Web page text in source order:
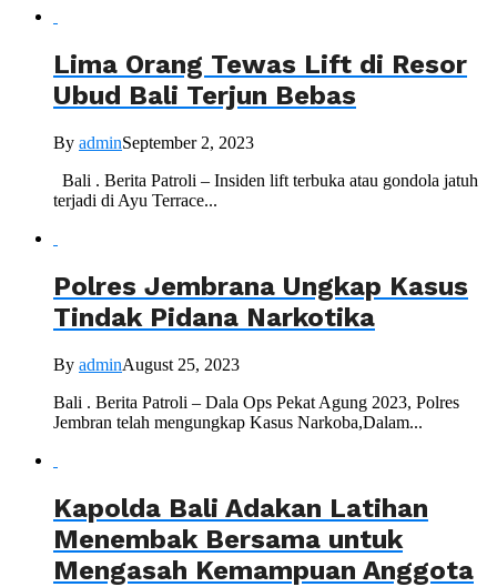
Lima Orang Tewas Lift di Resor
Ubud Bali Terjun Bebas
By adminSeptember 2, 2023
Bali . Berita Patroli – Insiden lift terbuka atau gondola jatuh
terjadi di Ayu Terrace...
Polres Jembrana Ungkap Kasus
Tindak Pidana Narkotika
By adminAugust 25, 2023
Bali . Berita Patroli – Dala Ops Pekat Agung 2023, Polres
Jembran telah mengungkap Kasus Narkoba,Dalam...
Kapolda Bali Adakan Latihan
Menembak Bersama untuk
Mengasah Kemampuan Anggota